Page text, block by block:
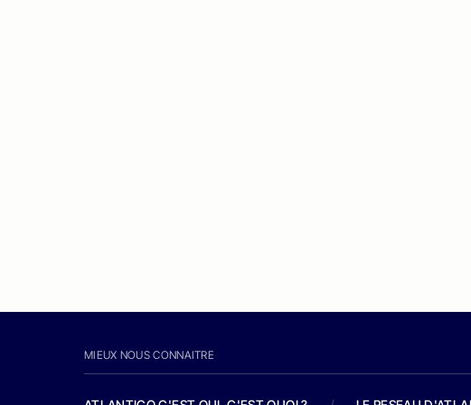
MIEUX NOUS CONNAITRE